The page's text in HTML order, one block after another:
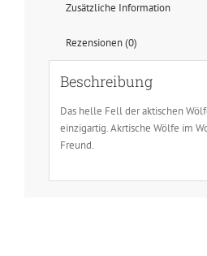
Zusätzliche Information
Rezensionen (0)
Beschreibung
Das helle Fell der aktischen
einzigartig. Akrtische Wölfe im
Freund.